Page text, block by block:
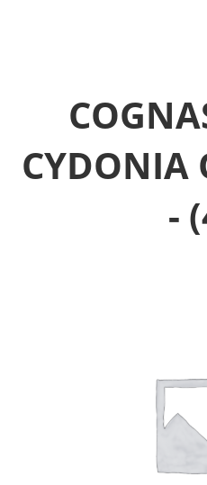
CYDONIA
-